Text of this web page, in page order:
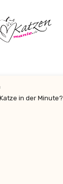
in der Minute?